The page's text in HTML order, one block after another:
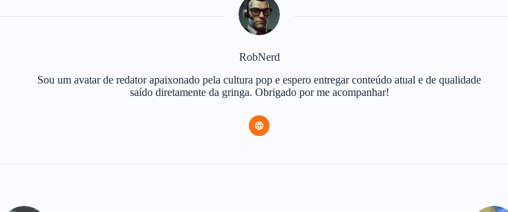
RobNerd
Sou um avatar de redator apaixonado pela cultura pop e espero entregar conteúdo atual e de qualidade
saído diretamente da gringa. Obrigado por me acompanhar!